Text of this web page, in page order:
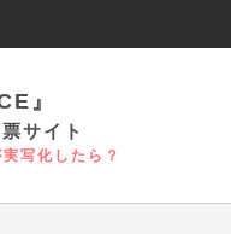
』
サイト
写化したら？